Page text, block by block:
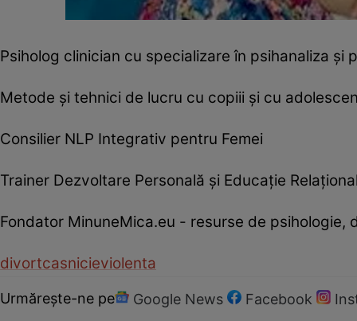
Psiholog clinician cu specializare în psihanaliza şi
Metode şi tehnici de lucru cu copiii şi cu
Consilier NLP Integrativ pentru Femei
Trainer Dezvoltare Personală şi Educaţie
Fondator MinuneMica.eu - resurse de
divortcasnicieviolenta
Urmărește-ne pe Google News Facebook